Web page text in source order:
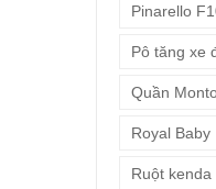
Pinarello
Pô tăng xe
Quần
Royal Baby
Ruột kenda